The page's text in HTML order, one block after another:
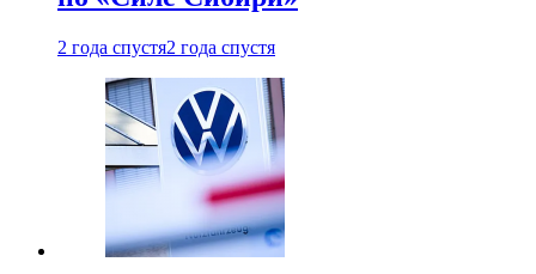
2 года спустя2 года спустя